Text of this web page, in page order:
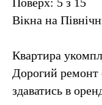
Вікна на
Квартира
Дорогий ремонт
здаватись в